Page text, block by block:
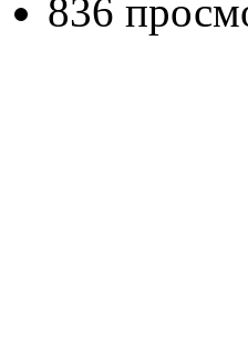
836